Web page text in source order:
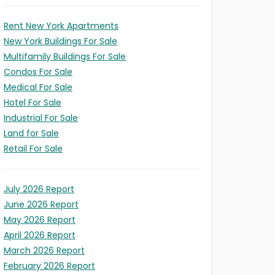
Rent New York Apartments
New York Buildings For Sale
Multifamily Buildings For Sale
Condos For Sale
Medical For Sale
Hotel For Sale
Industrial For Sale
Land for Sale
Retail For Sale
July 2026 Report
June 2026 Report
May 2026 Report
April 2026 Report
March 2026 Report
February 2026 Report